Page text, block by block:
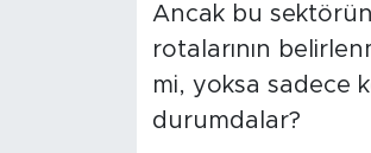
Ancak bu
rotalarının
mi, yoksa sadece
durumdalar?